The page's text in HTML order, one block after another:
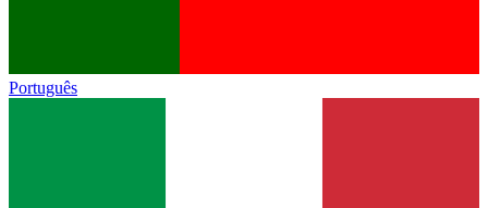
Português